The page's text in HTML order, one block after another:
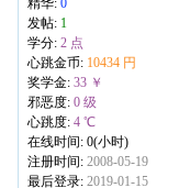
发帖: 1
学分: 2 点
心跳金币: 10434 円
奖学金: 33 ￥
邪恶度: 0 级
心跳度: 4 ℃
在线时间: 0(小时)
注册时间: 2008-05-19
最后登录: 2019-01-15